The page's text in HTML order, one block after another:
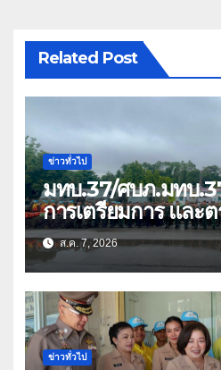
Related Post
ข่าวทั่วไป
มทบ.37/ศบภ.มทบ
การเตรียมการ และ
ด้านการบรรเทาสา
ส.ค. 7, 2026
ข่าวทั่วไป